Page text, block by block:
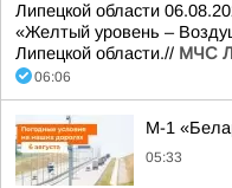
Липецкой области
«Желтый уровень –
Липецкой области.// МЧС
06:06
М-1
05:33